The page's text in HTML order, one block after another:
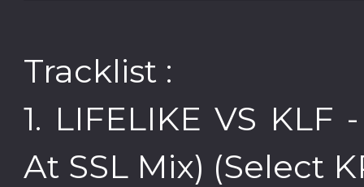
Tracklist :
1. LIFELIKE VS
At SSL Mix) (Select